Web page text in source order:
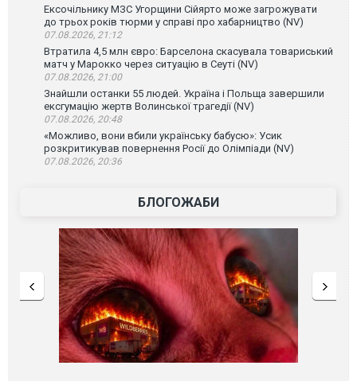
Ексочільнику МЗС Угорщини Сійярто може загрожувати
до трьох років тюрми у справі про хабарництво (NV)
07.08.2026, 21:12
Втратила 4,5 млн євро: Барселона скасувала товариський
матч у Марокко через ситуацію в Сеуті (NV)
07.08.2026, 21:00
Знайшли останки 55 людей. Україна і Польща завершили
ексгумацію жертв Волинської трагедії (NV)
07.08.2026, 20:48
«Можливо, вони вбили українську бабусю»: Усик
розкритикував повернення Росії до Олімпіади (NV)
07.08.2026, 20:36
БЛОГОЖАБИ